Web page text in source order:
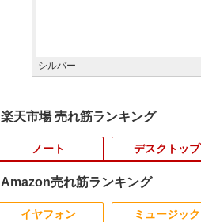
シルバー
楽天市場 売れ筋ランキング
ノート
1 2 3
デスクトップ
1 2 3
1 2 3
1 2 3
Amazon売れ筋ランキング
イヤフォン ミュージック